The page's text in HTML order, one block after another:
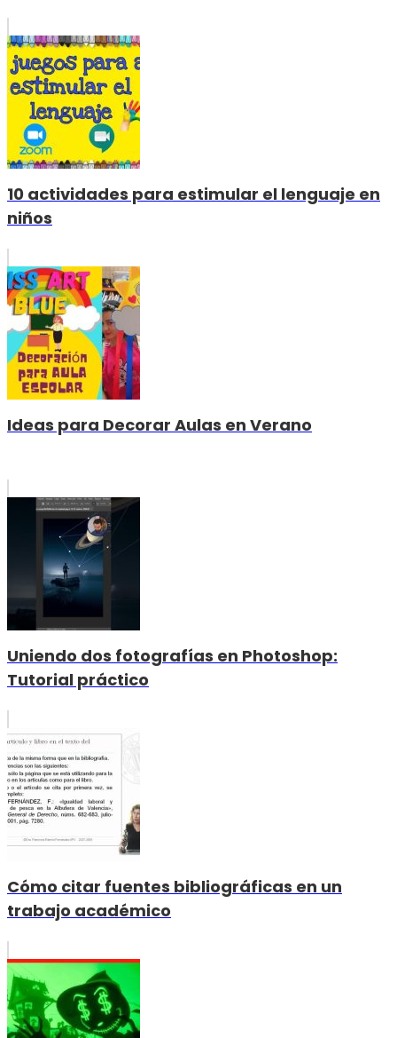
10 actividades para estimular el lenguaje en
niños
Ideas para Decorar Aulas en Verano
Uniendo dos fotografías en Photoshop:
Tutorial práctico
Cómo citar fuentes bibliográficas en un
trabajo académico